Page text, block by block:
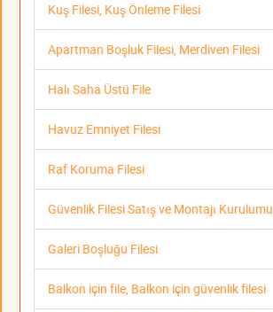
Kuş Filesi, Kuş Önleme Filesi
Apartman Boşluk Filesi, Merdiven Filesi
Halı Saha Üstü File
Havuz Emniyet Filesi
Raf Koruma Filesi
Güvenlik Filesi Satış ve Montajı Kurulumu
Galeri Boşluğu Filesi
Balkon için file, Balkon için güvenlik filesi